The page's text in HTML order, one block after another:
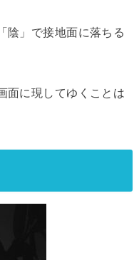
陰」で接地面に落ちる
面に現してゆくことは